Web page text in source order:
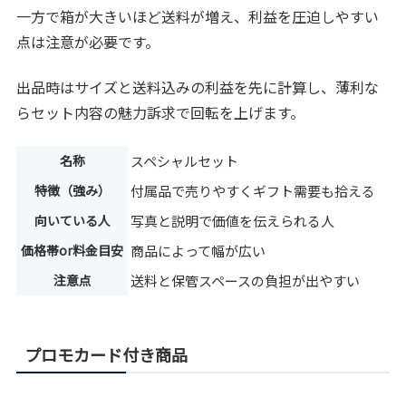
一方で箱が大きいほど送料が増え、利益を圧迫しやすい
点は注意が必要です。
出品時はサイズと送料込みの利益を先に計算し、薄利な
らセット内容の魅力訴求で回転を上げます。
名称 スペシャルセット
特徴（強み） 付属品で売りやすくギフト需要も拾える
向いている人 写真と説明で価値を伝えられる人
価格帯or料金目安 商品によって幅が広い
注意点 送料と保管スペースの負担が出やすい
プロモカード付き商品